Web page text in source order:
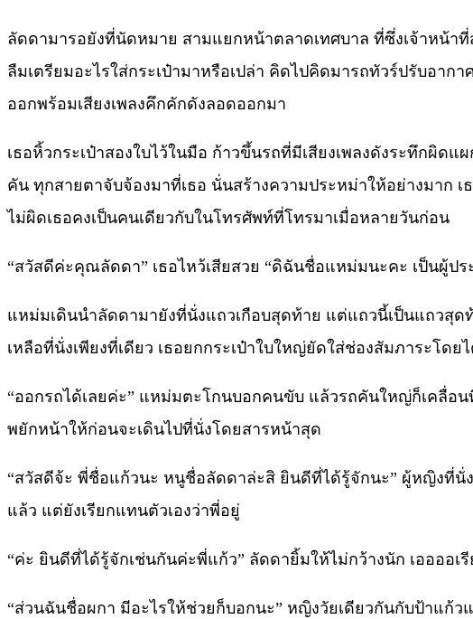
ลัดดามารอยังที่นัดหมาย สามแยกหน้าตลาดเทศบาล ที่ซึ่งเจ้าหน้า
ลืมเตรียมอะไรใส่กระเป๋ามาหรือเปล่า คิดไปคิดมารถทัวร์ปรับอา
ออกพร้อมเสียงเพลงคึกคักดังลอดออกมา
เธอหิ้วกระเป๋าสองใบไว้ในมือ ก้าวขึ้นรถที่มีเสียงเพลงดังระทึกผิ
คัน ทุกสายตาจับจ้องมาที่เธอ นั่นสร้างความประหม่าให้อย่างมาก
ไม่ผิดเธอคงเป็นคนเดียวกับในโทรศัพท์ที่โทรมาเมื่อหลายวันก่อน
“สวัสดีค่ะคุณลัดดา” เธอไหว้เสียสวย “ดิฉันชื่อแหม่มนะคะ เป็นผู้ป
แหม่มเดินนำลัดดามายังที่นั่งแถวเกือบสุดท้าย แต่แถวนี้เป็นแถวสุ
เหลือที่นั่งเพียงที่เดียว เธอยกกระเป๋าใบใหญ่ยัดใส่ช่องสัมภาระโ
“ออกรถได้เลยค่ะ” แหม่มตะโกนบอกคนขับ แล้วรถคันใหญ่ก็เคลื่
พยักหน้าให้ก่อนจะเดินไปที่นั่งโดยสารหน้าสุด
“สวัสดีจ้ะ พี่ชื่อแก้วนะ หนูชื่อลัดดาล่ะสิ ยินดีที่ได้รู้จักนะ” ผู้หญิงที่นั่ง
แล้ว แต่ยังเรียกแทนตัวเองว่าพี่อยู่
“ค่ะ ยินดีที่ได้รู้จักเช่นกันค่ะพี่แก้ว” ลัดดายิ้มให้ไม่กว้างนัก เออออเ
“ส่วนฉันชื่อผกา มีอะไรให้ช่วยก็บอกนะ” หญิงวัยเดียวกันกับป้าแก้